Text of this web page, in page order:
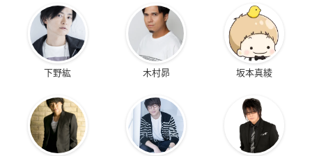
下野紘 木村昴 坂本真綾